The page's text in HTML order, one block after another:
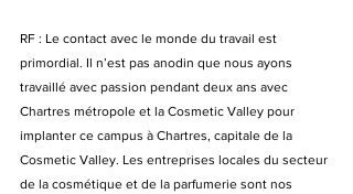
RF : Le contact avec le monde du travail est
primordial. Il n’est pas anodin que nous ayons
travaillé avec passion pendant deux ans avec
Chartres métropole et la Cosmetic Valley pour
implanter ce campus à Chartres, capitale de la
Cosmetic Valley. Les entreprises locales du secteur
de la cosmétique et de la parfumerie sont nos